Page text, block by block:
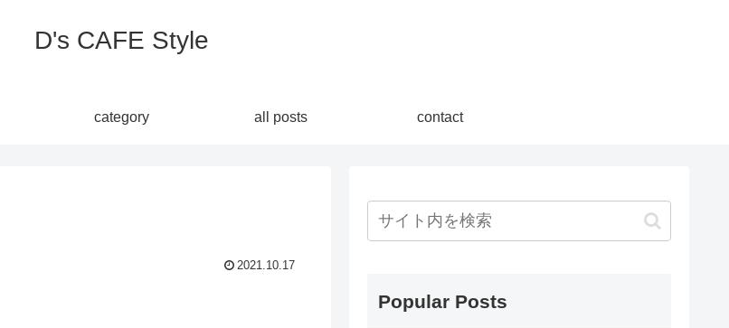
D's CAFE Style
category all posts contact
2021.10.17
Popular Posts